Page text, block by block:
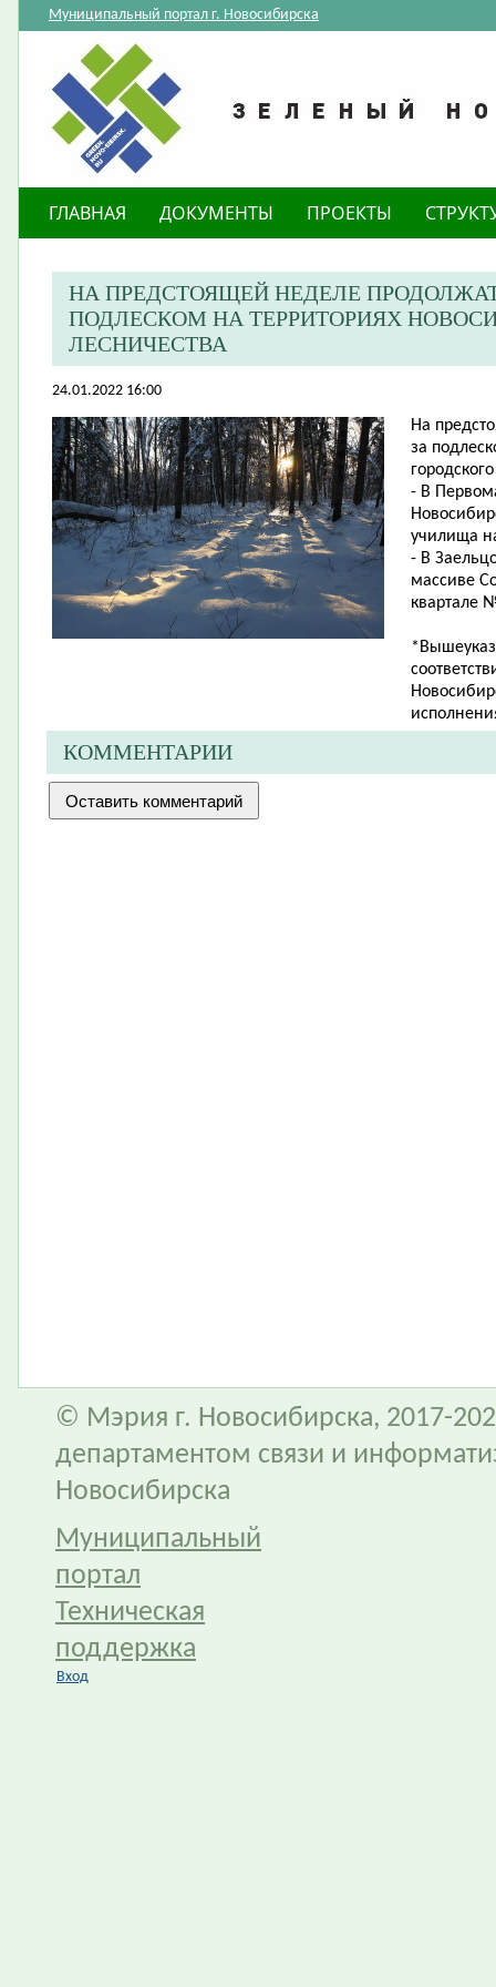
Муниципальный портал г. Новосибирска
ГЛАВНАЯ ДОКУМЕНТЫ ПРОЕКТЫ
НА ПРЕДСТОЯЩЕЙ НЕДЕЛЕ
ПОДЛЕСКОМ НА ТЕРРИТОРИЯХ
ЛЕСНИЧЕСТВА
24.01.2022 16:00
На
за
- В
училища
- В
массиве
квартале
КОММЕНТАРИИ
© Мэрия г. Новосибирска, 2017-
департаментом связи и
Новосибирска
Муниципальный
портал
Техническая
поддержка
Вход